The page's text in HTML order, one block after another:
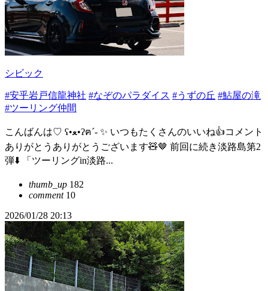
シビック
#安乎岩戸信龍神社 #なぞのパラダイス #うずの丘 #鮎屋の滝
#ツーリング仲間
こんばんは♡ ʕ•ﻌ•ʔฅ´- ✨ いつもたくさんのいいね👍コメント
ありがとうありがとうございます🧸‪🤎 前回に続き淡路島第2
弾⬇️ 「ツーリングin淡路...
thumb_up 182
comment10
2026/01/28 20:13